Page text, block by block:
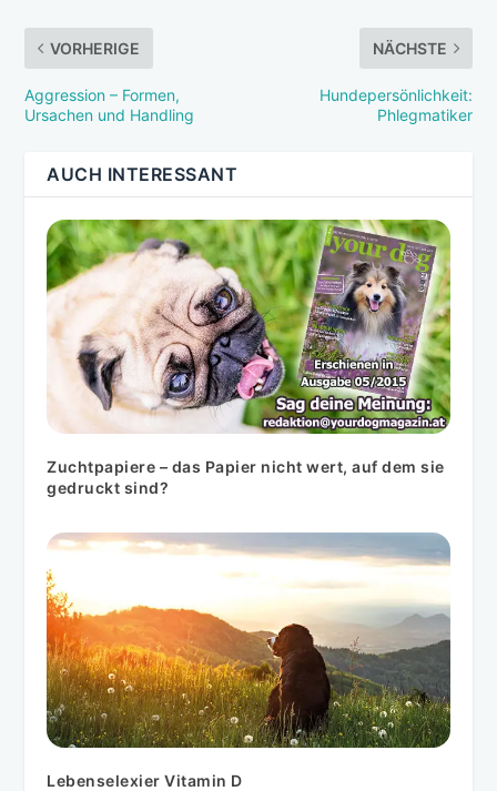
VORHERIGE
Aggression – Formen,
Ursachen und Handling
NÄCHSTE
Hundepersönlichkeit:
Phlegmatiker
AUCH INTERESSANT
Zuchtpapiere – das Papier nicht wert, auf dem sie
gedruckt sind?
Lebenselexier Vitamin D